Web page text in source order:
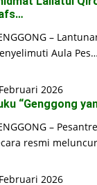
–
Aula Pes…
2026
“Genggong
–
resmi
2026